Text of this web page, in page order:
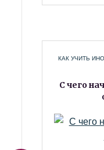
КАК УЧИТЬ
С чего